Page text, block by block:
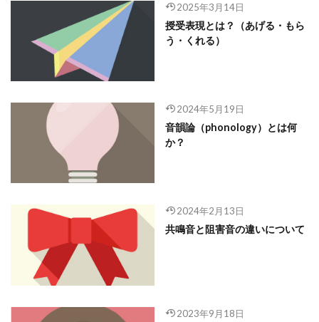
2025年3月14日
授受表現とは？（あげる・もら
う・くれる）
2024年5月19日
音韻論（phonology）とは何
か？
2024年2月13日
共鳴音と阻害音の違いについて
2023年9月18日